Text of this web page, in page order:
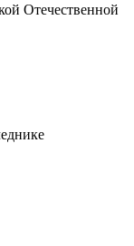
Отечественной